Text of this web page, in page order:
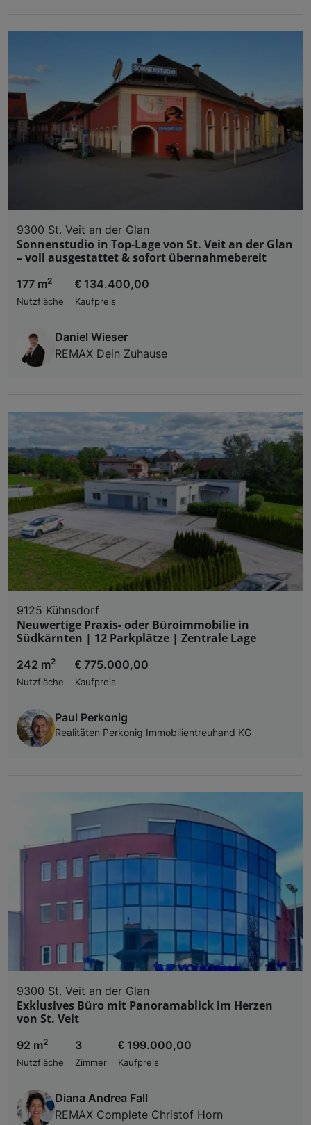
9300 St. Veit an der Glan
Sonnenstudio in Top-Lage von St. Veit an der Glan
– voll ausgestattet & sofort übernahmebereit
177 m2
Nutzfläche
€ 134.400,00
Kaufpreis
Daniel Wieser
REMAX Dein Zuhause
9125 Kühnsdorf
Neuwertige Praxis- oder Büroimmobilie in
Südkärnten | 12 Parkplätze | Zentrale Lage
242 m2
Nutzfläche
€ 775.000,00
Kaufpreis
Paul Perkonig
Realitäten Perkonig Immobilientreuhand KG
9300 St. Veit an der Glan
Exklusives Büro mit Panoramablick im Herzen
von St. Veit
92 m2
Nutzfläche
3
Zimmer
€ 199.000,00
Kaufpreis
Diana Andrea Fall
REMAX Complete Christof Horn
Liste der Partner (Lieferanten)